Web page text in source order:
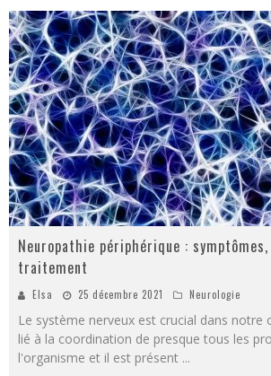
Neuropathie périphérique :
traitement
Elsa 25 décembre 2021 Neurologie
Le système nerveux est crucial dans notre
lié à la coordination de presque tous les
l'organisme et il est présent ...